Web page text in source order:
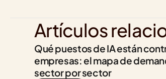
Artículos
Qué puestos de IA están
empresas: el mapa de
sector por sector